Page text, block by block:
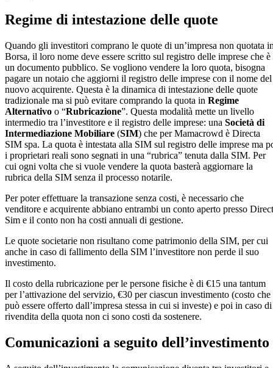
Regime di intestazione delle quote
Quando gli investitori comprano le quote di un’impresa non quotata
Borsa, il loro nome deve essere scritto sul registro delle imprese che è
un documento pubblico. Se vogliono vendere la loro quota, bisogna
pagare un notaio che aggiorni il registro delle imprese con il nome del
nuovo acquirente. Questa è la dinamica di intestazione delle quote
tradizionale ma si può evitare comprando la quota in Regime
Alternativo o “Rubricazione”. Questa modalità mette un livello
intermedio tra l’investitore e il registro delle imprese: una Società di
Intermediazione Mobiliare (SIM) che per Mamacrowd è Directa
SIM spa. La quota è intestata alla SIM sul registro delle imprese ma
i proprietari reali sono segnati in una “rubrica” tenuta dalla SIM. Per
cui ogni volta che si vuole vendere la quota basterà aggiornare la
rubrica della SIM senza il processo notarile.
Per poter effettuare la transazione senza costi, è necessario che
venditore e acquirente abbiano entrambi un conto aperto presso
Sim e il conto non ha costi annuali di gestione.
Le quote societarie non risultano come patrimonio della SIM, per cui
anche in caso di fallimento della SIM l’investitore non perde il suo
investimento.
Il costo della rubricazione per le persone fisiche è di €15 una tantum
per l’attivazione del servizio, €30 per ciascun investimento (costo che
può essere offerto dall’impresa stessa in cui si investe) e poi in caso di
rivendita della quota non ci sono costi da sostenere.
Comunicazioni a seguito dell’investimento